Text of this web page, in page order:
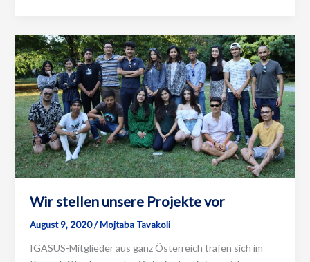
Buchklub
Wir stellen unsere Projekte vor
August 9, 2020/Mojtaba Tavakoli
IGASUS-Mitglieder aus ganz Österreich trafen sich im